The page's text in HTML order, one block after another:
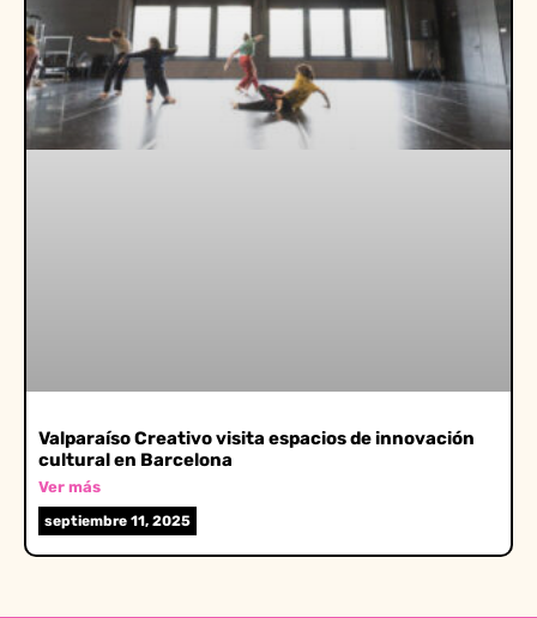
Valparaíso Creativo visita espacios de innovación
cultural en Barcelona
Ver más
septiembre 11, 2025